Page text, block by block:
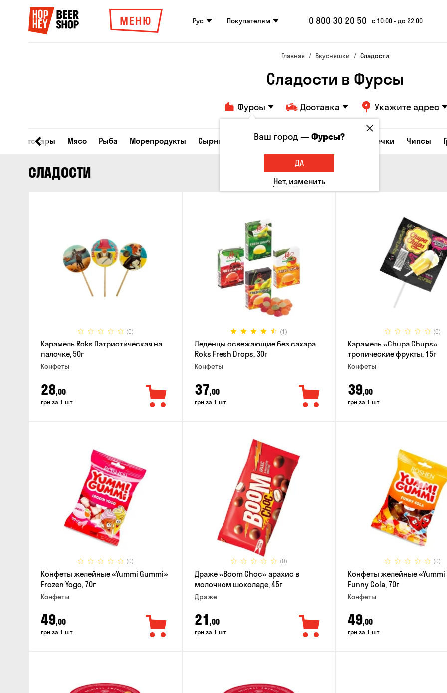
МЕНЮ Рус Покупателям 0 800 30 20 50 с 10:00 - до 22:00
Главная Вкусняшки Сладости
Сладости в Фурсы
Фурсы Доставка Укажите адрес
Все товары Мясо Рыба Морепродукты Сырные закуски Орешки Кукуруза Семечки Чипсы
СЛАДОСТИ
(0)
Карамель Roks Патриотическая на
палочке, 50г
Конфеты
28,00
грн за 1 шт
(1)
Леденцы освежающие без сахара
Roks Fresh Drops, 30г
Конфеты
37,00
грн за 1 шт
(0)
Карамель «Chupa Chups»
тропические фрукты, 15г
Конфеты
39,00
грн за 1 шт
(0)
Конфеты желейные «Yummi Gummi»
Frozen Yogo, 70г
Конфеты
49,00
грн за 1 шт
(0)
Драже «Boom Choc» арахис в
молочном шоколаде, 45г
Драже
21 ,00
грн за 1 шт
(0)
Конфеты желейные «Yummi
Funny Cola, 70г
Конфеты
49,00
грн за 1 шт
Ваш город —Фурсы?
ДА
Нет, изменить